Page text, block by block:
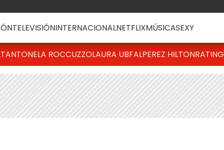
TELEVISIÓNINTERNACIONALNETFLIXMÚSICASEXY
ANTONELA ROCCUZZOLAURA UBFALPEREZ HILTONRATING